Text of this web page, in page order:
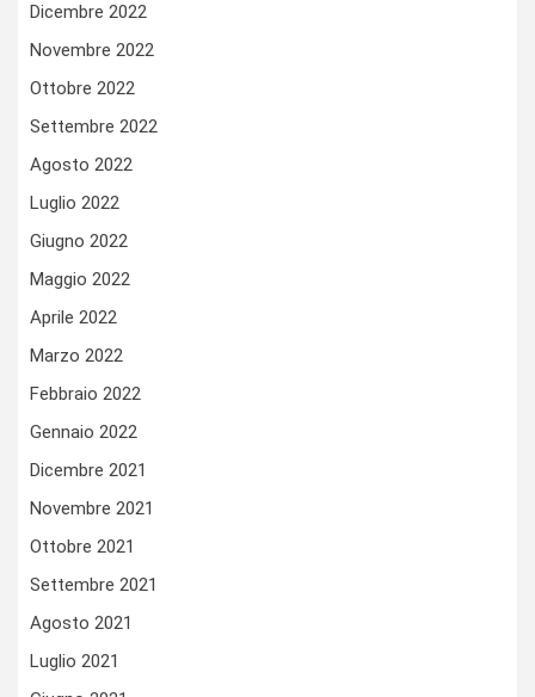
Dicembre 2022
Novembre 2022
Ottobre 2022
Settembre 2022
Agosto 2022
Luglio 2022
Giugno 2022
Maggio 2022
Aprile 2022
Marzo 2022
Febbraio 2022
Gennaio 2022
Dicembre 2021
Novembre 2021
Ottobre 2021
Settembre 2021
Agosto 2021
Luglio 2021